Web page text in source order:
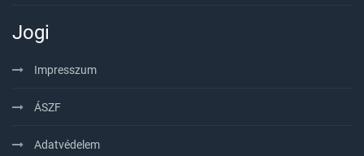
Jogi
Impresszum
ÁSZF
Adatvédelem